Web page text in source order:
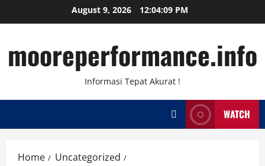
to
August 9, 2026 12:04:10 PM
mooreperformance.info
Informasi Tepat Akurat !
WATCH
Home
Uncategorized